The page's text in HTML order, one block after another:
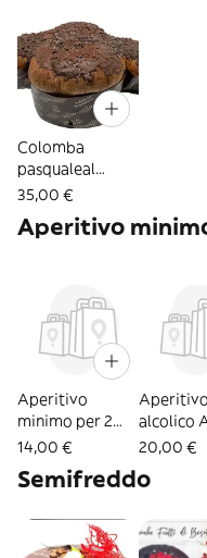
Colomba
pasqualeal
cioccolato
35,00 €
Aperitivo
Aperitivo
minimo per 2
persone
14,00 €
Aperitivo
alcolico
Spritz
20,00 €
Semifreddo